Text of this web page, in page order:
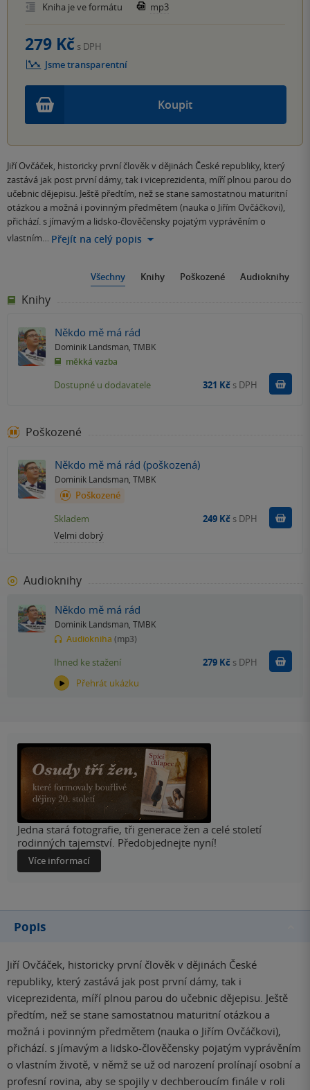
Kniha je ve formátu
mp3
Koupit
279 Kč s DPH
Jsme transparentní
Jiří Ovčáček, historicky první člověk v dějinách České republiky, který
zastává jak post první dámy, tak i viceprezidenta, míří plnou parou do
učebnic dějepisu. Ještě předtím, než se stane samostatnou maturitní
otázkou a možná i povinným předmětem (nauka o Jiřím Ovčáčkovi),
přichází. s jímavým a lidsko-člověčensky pojatým vyprávěním o
vlastním… Přejít na celý popis
Všechny Knihy Poškozené Audioknihy
Knihy
Někdo mě má rád
Dominik Landsman, TMBK
měkká vazba
Dostupné u dodavatele 321 Kč s DPH
Poškozené
Někdo mě má rád (poškozená)
Dominik Landsman, TMBK
Poškozené
Velmi dobrý
Skladem 249 Kč s DPH
Audioknihy
Někdo mě má rád
Dominik Landsman, TMBK
Audiokniha (mp3)
Přehrát ukázku
Ihned ke stažení 279 Kč s DPH Koupit
Jedna stará fotografie, tři generace žen a celé století
rodinných tajemství. Předobjednejte nyní!
Více informací
Popis
Jiří Ovčáček, historicky první člověk v dějinách České
republiky, který zastává jak post první dámy, tak i
viceprezidenta, míří plnou parou do učebnic dějepisu. Ještě
předtím, než se stane samostatnou maturitní otázkou a
možná i povinným předmětem (nauka o Jiřím Ovčáčkovi),
přichází. s jímavým a lidsko-člověčensky pojatým vyprávěním
o vlastním životě, v němž se už od narození prolínají osobní a
profesní rovina, aby se spojily v dechberoucím finále v roli